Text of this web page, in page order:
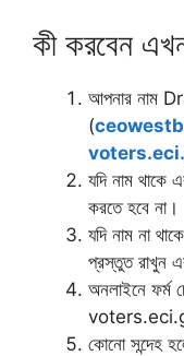
কী করবেন
আপনার নাম
(
যদি নাম থাকে
করতে হবে না।
যদি নাম না
প্রস্তুত রাখুন
অনলাইনে ফর্ম
কোনো সন্দেহ